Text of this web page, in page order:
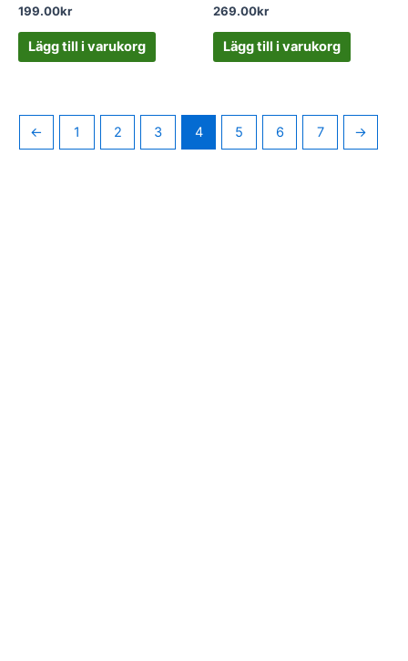
199.00kr
Lägg till i varukorg
269.00kr
Lägg till i varukorg
← 1 2 3 4 5 6 7 →